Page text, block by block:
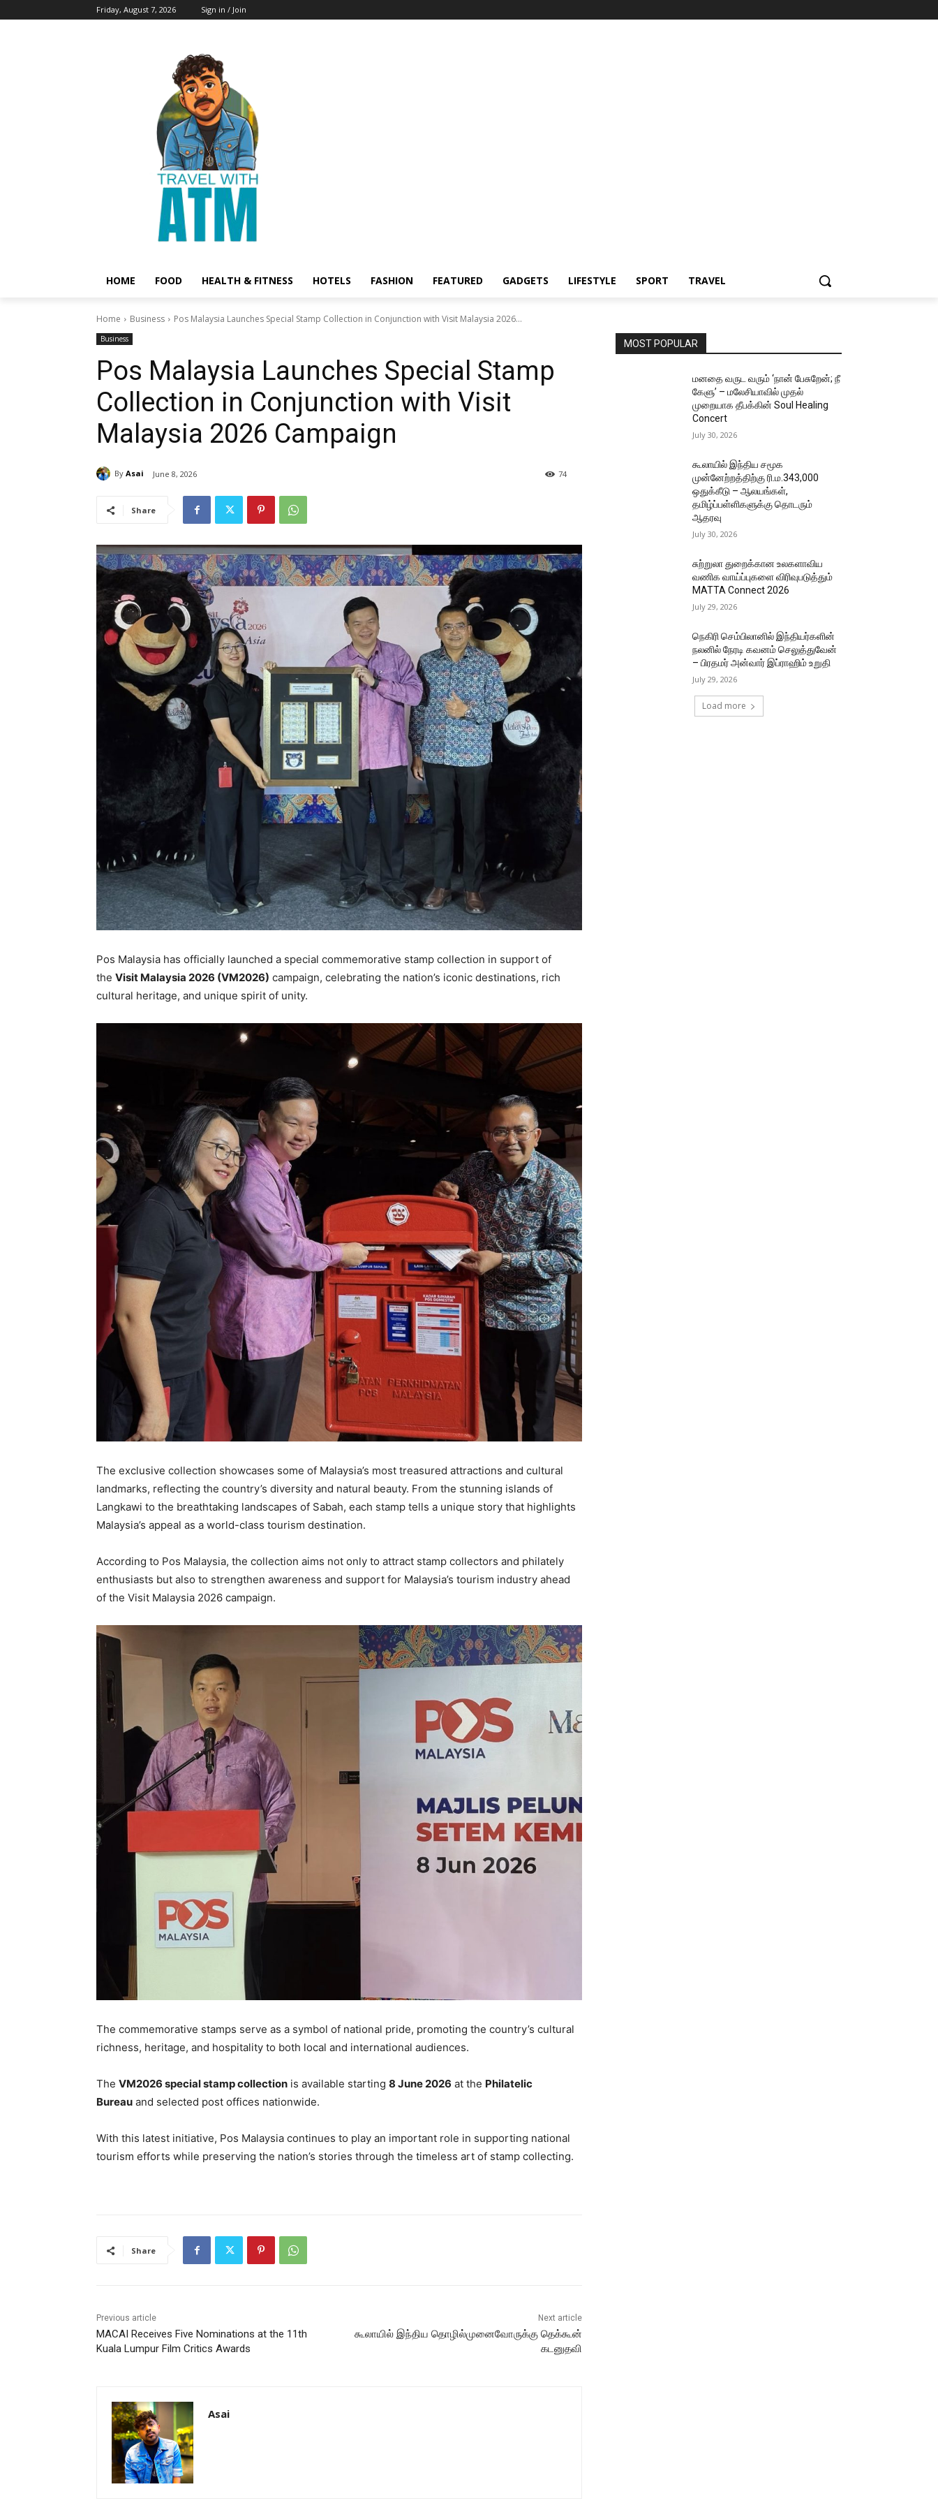
Friday, August 7, 2026 Sign in / Join
HOME FOOD HEALTH & FITNESS HOTELS FASHION FEATURED GADGETS LIFESTYLE SPORT TRAVEL
Home Business Pos Malaysia Launches Special Stamp Collection in Conjunction with Visit Malaysia 2026...
Business
Pos Malaysia Launches Special Stamp
Collection in Conjunction with Visit
Malaysia 2026 Campaign
By Asai June 8, 2026 74
Share
Pos Malaysia has officially launched a special commemorative stamp collection in support of
the Visit Malaysia 2026 (VM2026) campaign, celebrating the nation’s iconic destinations, rich
cultural heritage, and unique spirit of unity.
The exclusive collection showcases some of Malaysia’s most treasured attractions and cultural
landmarks, reflecting the country’s diversity and natural beauty. From the stunning islands of
Langkawi to the breathtaking landscapes of Sabah, each stamp tells a unique story that highlights
Malaysia’s appeal as a world-class tourism destination.
According to Pos Malaysia, the collection aims not only to attract stamp collectors and philately
enthusiasts but also to strengthen awareness and support for Malaysia’s tourism industry ahead
of the Visit Malaysia 2026 campaign.
The commemorative stamps serve as a symbol of national pride, promoting the country’s cultural
richness, heritage, and hospitality to both local and international audiences.
The VM2026 special stamp collection is available starting 8 June 2026 at the Philatelic
Bureau and selected post offices nationwide.
With this latest initiative, Pos Malaysia continues to play an important role in supporting national
tourism efforts while preserving the nation’s stories through the timeless art of stamp collecting.
Share
Previous article
MACAI Receives Five Nominations at the 11th
Kuala Lumpur Film Critics Awards
Next article
கூலாயில் இந்திய தொழில்முனைவோருக்கு தெக்கூன்
கடனுதவி
Asai
MOST POPULAR
மனதை வருட வரும் ‘நான் பேசுறேன்; நீ
கேளு’ – மலேசியாவில் முதல்
முறையாக தீபக்கின் Soul Healing
Concert
July 30, 2026
கூலாயில் இந்திய சமூக
முன்னேற்றத்திற்கு ரி.ம.343,000
ஒதுக்கீடு – ஆலயங்கள்,
தமிழ்ப்பள்ளிகளுக்கு தொடரும்
ஆதரவு
July 30, 2026
சுற்றுலா துறைக்கான உலகளாவிய
வணிக வாய்ப்புகளை விரிவுபடுத்தும்
MATTA Connect 2026
July 29, 2026
நெகிரி செம்பிலானில் இந்தியர்களின்
நலனில் நேரடி கவனம் செலுத்துவேன்
– பிரதமர் அன்வார் இப்ராஹிம் உறுதி
July 29, 2026
Load more